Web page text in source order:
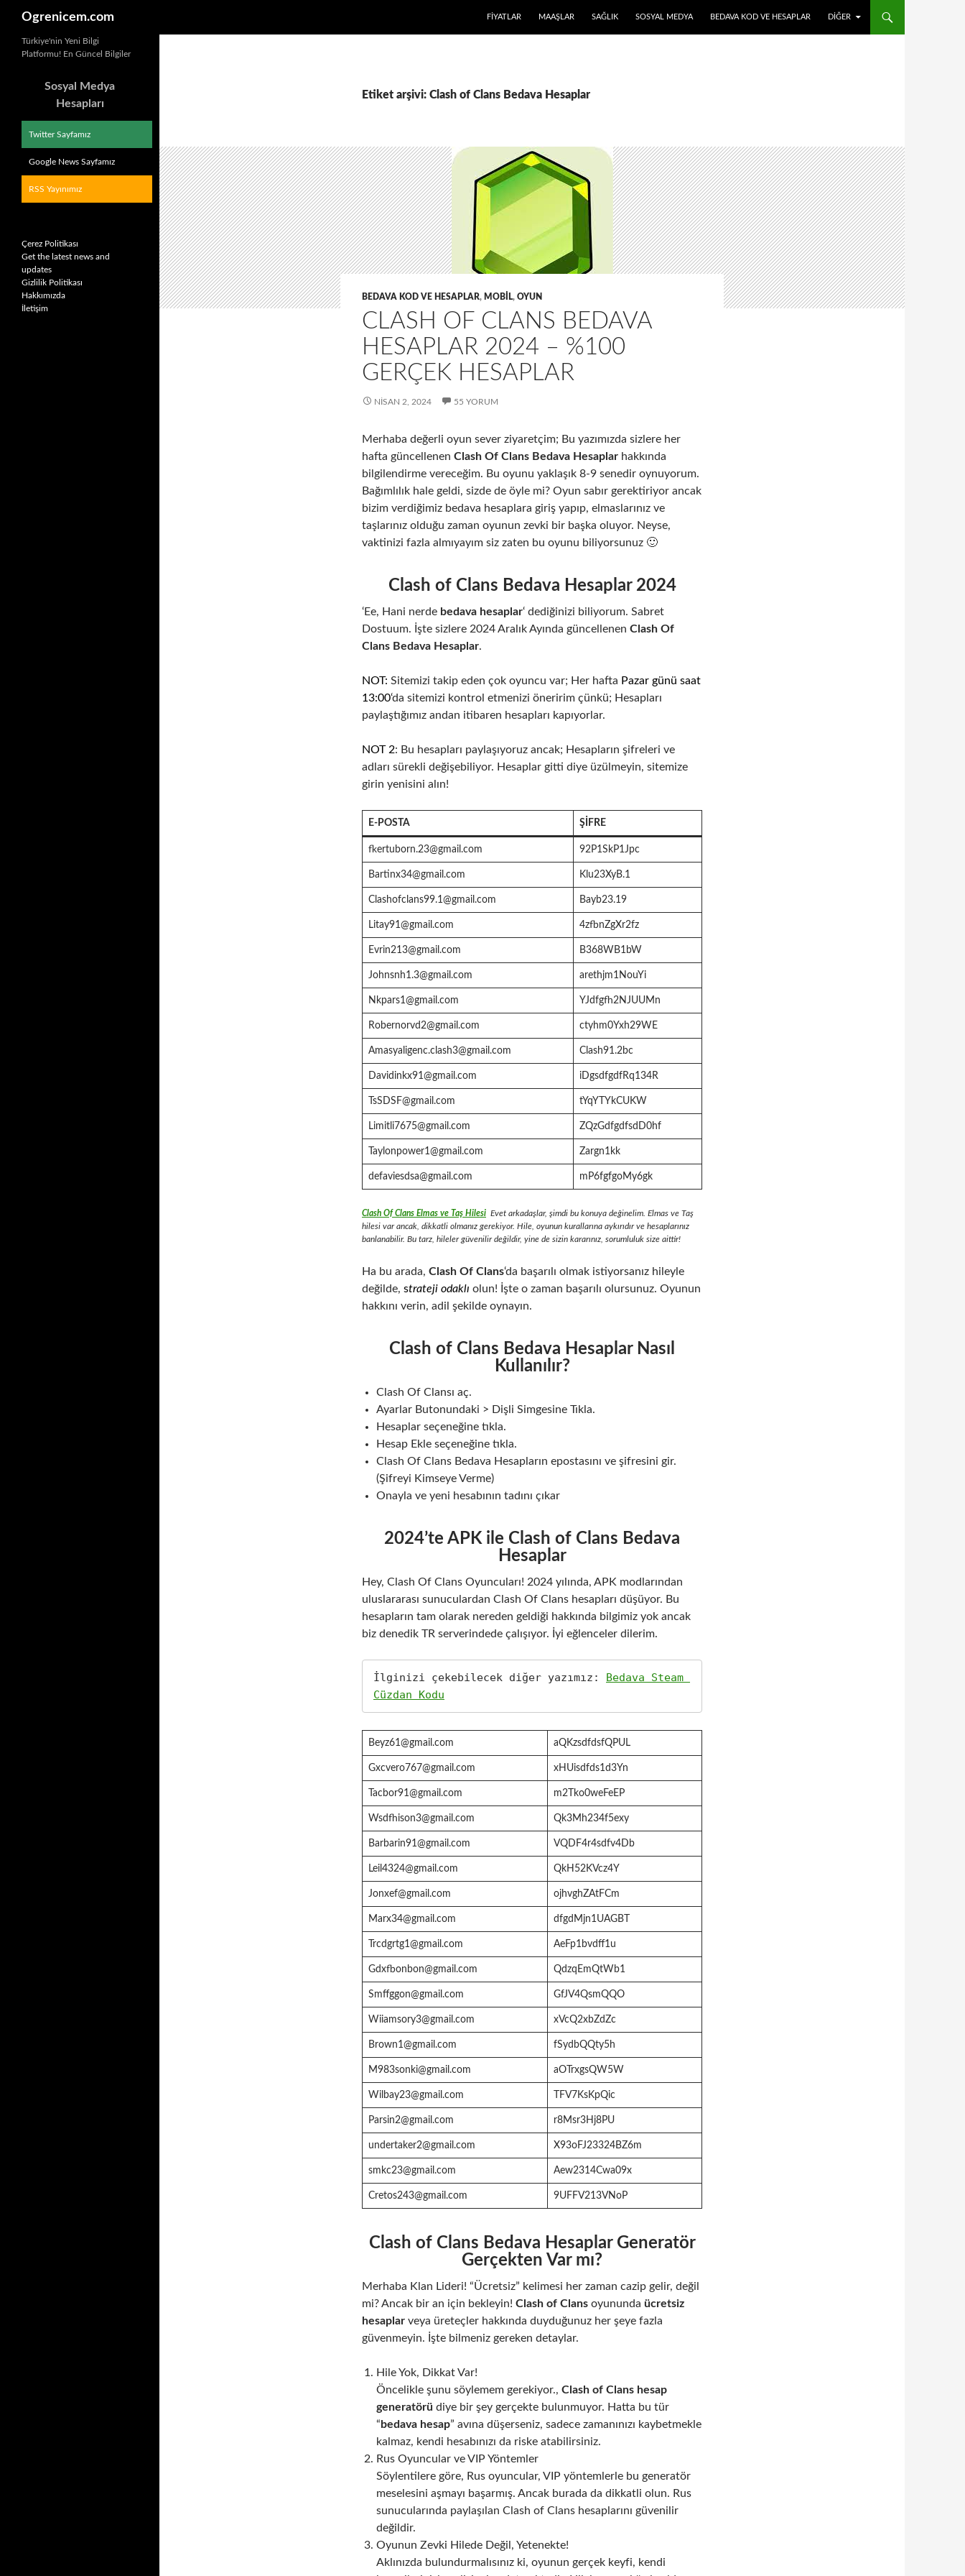
İçeriğe
Ogrenicem.com FIYATLAR MAAŞLAR SAĞLIK SOSYAL MEDYA BEDAVA KOD VE HESAPLAR DIĞER
Etiket arşivi: Clash of Clans Bedava Hesaplar
BEDAVA KOD VE HESAPLAR, MOBIL, OYUN
CLASH OF CLANS BEDAVA
HESAPLAR 2024 – %100
GERÇEK HESAPLAR
NISAN 2, 2024 55 YORUM
Merhaba değerli oyun sever ziyaretçim; Bu yazımızda sizlere her
hafta güncellenen Clash Of Clans Bedava Hesaplar hakkında
bilgilendirme vereceğim. Bu oyunu yaklaşık 8-9 senedir oynuyorum.
Bağımlılık hale geldi, sizde de öyle mi? Oyun sabır gerektiriyor ancak
bizim verdiğimiz bedava hesaplara giriş yapıp, elmaslarınız ve
taşlarınız olduğu zaman oyunun zevki bir başka oluyor. Neyse,
vaktinizi fazla almıyayım siz zaten bu oyunu biliyorsunuz 🙂
Clash of Clans Bedava Hesaplar 2024
‘Ee, Hani nerde bedava hesaplar‘ dediğinizi biliyorum. Sabret
Dostuum. İşte sizlere 2024 Aralık Ayında güncellenen Clash Of
Clans Bedava Hesaplar.
NOT: Sitemizi takip eden çok oyuncu var; Her hafta Pazar günü saat
13:00‘da sitemizi kontrol etmenizi öneririm çünkü; Hesapları
paylaştığımız andan itibaren hesapları kapıyorlar.
NOT 2: Bu hesapları paylaşıyoruz ancak; Hesapların şifreleri ve
adları sürekli değişebiliyor. Hesaplar gitti diye üzülmeyin, sitemize
girin yenisini alın!
E-POSTA ŞIFRE
fkertuborn.23@gmail.com 92P1SkP1Jpc
Bartinx34@gmail.com Klu23XyB.1
Clashofclans99.1@gmail.com Bayb23.19
Litay91@gmail.com 4zfbnZgXr2fz
Evrin213@gmail.com B368WB1bW
Johnsnh1.3@gmail.com arethjm1NouYi
Nkpars1@gmail.com YJdfgfh2NJUUMn
Robernorvd2@gmail.com ctyhm0Yxh29WE
Amasyaligenc.clash3@gmail.com Clash91.2bc
Davidinkx91@gmail.com iDgsdfgdfRq134R
TsSDSF@gmail.com tYqYTYkCUKW
Limitli7675@gmail.com ZQzGdfgdfsdD0hf
Taylonpower1@gmail.com Zargn1kk
defaviesdsa@gmail.com mP6fgfgoMy6gk
Clash Of Clans Elmas ve Taş Hilesi Evet arkadaşlar, şimdi bu konuya değinelim. Elmas ve Taş
hilesi var ancak, dikkatli olmanız gerekiyor. Hile, oyunun kurallarına aykırıdır ve hesaplarınız
banlanabilir. Bu tarz, hileler güvenilir değildir, yine de sizin kararınız, sorumluluk size aittir!
Ha bu arada, Clash Of Clans‘da başarılı olmak istiyorsanız hileyle
değilde, strateji odaklı olun! İşte o zaman başarılı olursunuz. Oyunun
hakkını verin, adil şekilde oynayın.
Clash of Clans Bedava Hesaplar Nasıl
Kullanılır?
Clash Of Clansı aç.
Ayarlar Butonundaki > Dişli Simgesine Tıkla.
Hesaplar seçeneğine tıkla.
Hesap Ekle seçeneğine tıkla.
Clash Of Clans Bedava Hesapların epostasını ve şifresini gir.
(Şifreyi Kimseye Verme)
Onayla ve yeni hesabının tadını çıkar
2024’te APK ile Clash of Clans Bedava
Hesaplar
Hey, Clash Of Clans Oyuncuları! 2024 yılında, APK modlarından
uluslararası sunuculardan Clash Of Clans hesapları düşüyor. Bu
hesapların tam olarak nereden geldiği hakkında bilgimiz yok ancak
biz denedik TR serverindede çalışıyor. İyi eğlenceler dilerim.
İlginizi çekebilecek diğer yazımız: Bedava Steam
Cüzdan Kodu
Beyz61@gmail.com aQKzsdfdsfQPUL
Gxcvero767@gmail.com xHUisdfds1d3Yn
Tacbor91@gmail.com m2Tko0weFeEP
Wsdfhison3@gmail.com Qk3Mh234f5exy
Barbarin91@gmail.com VQDF4r4sdfv4Db
Leil4324@gmail.com QkH52KVcz4Y
Jonxef@gmail.com ojhvghZAtFCm
Marx34@gmail.com dfgdMjn1UAGBT
Trcdgrtg1@gmail.com AeFp1bvdff1u
Gdxfbonbon@gmail.com QdzqEmQtWb1
Smffggon@gmail.com GfJV4QsmQQO
Wiiamsory3@gmail.com xVcQ2xbZdZc
Brown1@gmail.com fSydbQQty5h
M983sonki@gmail.com aOTrxgsQW5W
Wilbay23@gmail.com TFV7KsKpQic
Parsin2@gmail.com r8Msr3Hj8PU
undertaker2@gmail.com X93oFJ23324BZ6m
smkc23@gmail.com Aew2314Cwa09x
Cretos243@gmail.com 9UFFV213VNoP
Clash of Clans Bedava HesaplarGeneratör
Gerçekten Var mı?
Merhaba Klan Lideri! “Ücretsiz” kelimesi her zaman cazip gelir, değil
mi? Ancak bir an için bekleyin! Clash of Clans oyununda ücretsiz
hesaplar veya üreteçler hakkında duyduğunuz her şeye fazla
güvenmeyin. İşte bilmeniz gereken detaylar.
Hile Yok, Dikkat Var!
Öncelikle şunu söylemem gerekiyor., Clash of Clans hesap
generatörü diye bir şey gerçekte bulunmuyor. Hatta bu tür
“ bedava hesap” avına düşerseniz, sadece zamanınızı kaybetmekle
kalmaz, kendi hesabınızı da riske atabilirsiniz.
Rus Oyuncular ve VIP Yöntemler
Söylentilere göre, Rus oyuncular, VIP yöntemlerle bu generatör
meselesini aşmayı başarmış. Ancak burada da dikkatli olun. Rus
sunucularında paylaşılan Clash of Clans hesaplarını güvenilir
değildir.
Oyunun Zevki Hilede Değil, Yetenekte!
Aklınızda bulundurmalısınız ki, oyunun gerçek keyfi, kendi
Türkiye'nin Yeni Bilgi
Platformu! En Güncel Bilgiler
Sosyal Medya
Hesapları
Twitter Sayfamız
Google News Sayfamız
RSS Yayınımız
Çerez Politikası
Get the latest news and
updates
Gizlilik Politikası
Hakkımızda
İletişim